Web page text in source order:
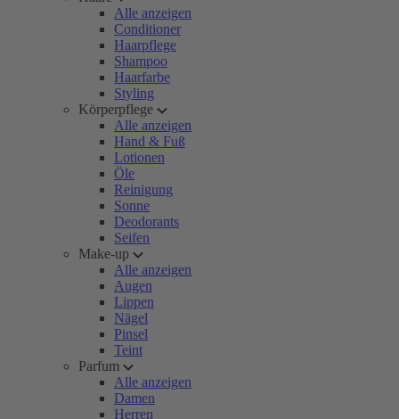
Alle anzeigen
Conditioner
Haarpflege
Shampoo
Haarfarbe
Styling
Körperpflege
Alle anzeigen
Hand & Fuß
Lotionen
Öle
Reinigung
Sonne
Deodorants
Seifen
Make-up
Alle anzeigen
Augen
Lippen
Nägel
Pinsel
Teint
Parfum
Alle anzeigen
Damen
Herren